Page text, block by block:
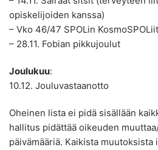
opiskelijoiden kanssa)
– Vko 46/47 SPOLin
– 28.11. Fobian pikkujoulut
Joulukuu:
10.12. Jouluvastaanotto
Oheinen lista ei pidä sisällään
hallitus pidättää oikeuden
päivämääriä. Kaikista